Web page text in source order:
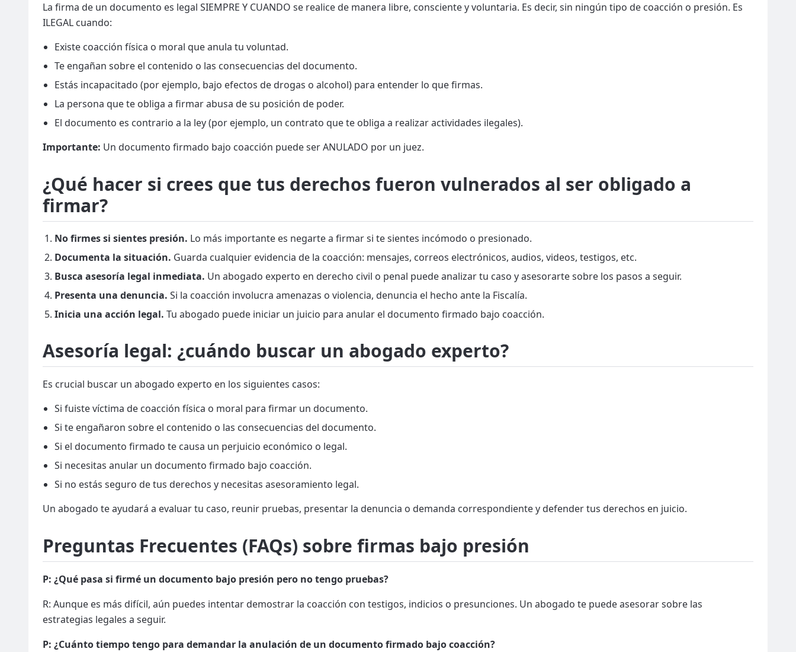
La firma de un documento es legal SIEMPRE Y CUANDO se realice de manera libre, consciente y voluntaria. Es decir, sin ningún tipo de coacción o presión. Es
ILEGAL cuando:
Existe coacción física o moral que anula tu voluntad.
Te engañan sobre el contenido o las consecuencias del documento.
Estás incapacitado (por ejemplo, bajo efectos de drogas o alcohol) para entender lo que firmas.
La persona que te obliga a firmar abusa de su posición de poder.
El documento es contrario a la ley (por ejemplo, un contrato que te obliga a realizar actividades ilegales).
Importante: Un documento firmado bajo coacción puede ser ANULADO por un juez.
¿Qué hacer si crees que tus derechos fueron vulnerados al ser obligado a
firmar?
No firmes si sientes presión. Lo más importante es negarte a firmar si te sientes incómodo o presionado.
Documenta la situación. Guarda cualquier evidencia de la coacción: mensajes, correos electrónicos, audios, videos, testigos, etc.
Busca asesoría legal inmediata. Un abogado experto en derecho civil o penal puede analizar tu caso y asesorarte sobre los pasos a seguir.
Presenta una denuncia. Si la coacción involucra amenazas o violencia, denuncia el hecho ante la Fiscalía.
Inicia una acción legal. Tu abogado puede iniciar un juicio para anular el documento firmado bajo coacción.
Asesoría legal: ¿cuándo buscar un abogado experto?
Es crucial buscar un abogado experto en los siguientes casos:
Si fuiste víctima de coacción física o moral para firmar un documento.
Si te engañaron sobre el contenido o las consecuencias del documento.
Si el documento firmado te causa un perjuicio económico o legal.
Si necesitas anular un documento firmado bajo coacción.
Si no estás seguro de tus derechos y necesitas asesoramiento legal.
Un abogado te ayudará a evaluar tu caso, reunir pruebas, presentar la denuncia o demanda correspondiente y defender tus derechos en juicio.
Preguntas Frecuentes (FAQs) sobre firmas bajo presión
P: ¿Qué pasa si firmé un documento bajo presión pero no tengo pruebas?
R: Aunque es más difícil, aún puedes intentar demostrar la coacción con testigos, indicios o presunciones. Un abogado te puede asesorar sobre las
estrategias legales a seguir.
P: ¿Cuánto tiempo tengo para demandar la anulación de un documento firmado bajo coacción?